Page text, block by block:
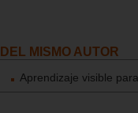
DEL MISMO AUTOR
Aprendizaje visible